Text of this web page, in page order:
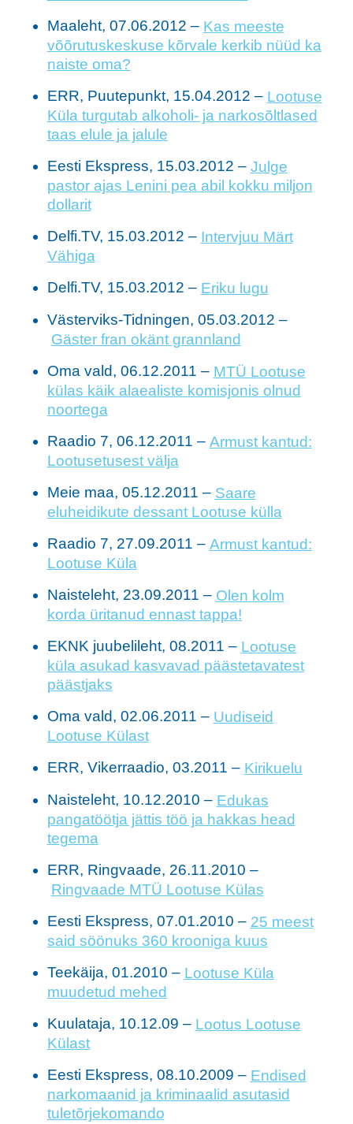
Maaleht, 07.06.2012 – Kas meeste
võõrutuskeskuse kõrvale kerkib nüüd ka
naiste oma?
ERR, Puutepunkt, 15.04.2012 – Lootuse
Küla turgutab alkoholi- ja narkosõltlased
taas elule ja jalule
Eesti Ekspress, 15.03.2012 – Julge
pastor ajas Lenini pea abil kokku miljon
dollarit
Delfi.TV, 15.03.2012 – Intervjuu Märt
Vähiga
Delfi.TV, 15.03.2012 – Eriku lugu
Västerviks-Tidningen, 05.03.2012 –
Gäster fran okänt grannland
Oma vald, 06.12.2011 – MTÜ Lootuse
külas käik alaealiste komisjonis olnud
noortega
Raadio 7, 06.12.2011 – Armust kantud:
Lootusetusest välja
Meie maa, 05.12.2011 – Saare
eluheidikute dessant Lootuse külla
Raadio 7, 27.09.2011 – Armust kantud:
Lootuse Küla
Naisteleht, 23.09.2011 – Olen kolm
korda üritanud ennast tappa!
EKNK juubelileht, 08.2011 – Lootuse
küla asukad kasvavad päästetavatest
päästjaks
Oma vald, 02.06.2011 – Uudiseid
Lootuse Külast
ERR, Vikerraadio, 03.2011 – Kirikuelu
Naisteleht, 10.12.2010 – Edukas
pangatöötja jättis töö ja hakkas head
tegema
ERR, Ringvaade, 26.11.2010 –
Ringvaade MTÜ Lootuse Külas
Eesti Ekspress, 07.01.2010 – 25 meest
said söönuks 360 krooniga kuus
Teekäija, 01.2010 – Lootuse Küla
muudetud mehed
Kuulataja, 10.12.09 – Lootus Lootuse
Külast
Eesti Ekspress, 08.10.2009 – Endised
narkomaanid ja kriminaalid asutasid
tuletõrjekomando